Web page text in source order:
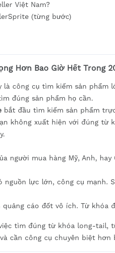
Việt Nam?
(từng bước)
Hơn Bao Giờ Hết Trong
là công cụ tìm kiếm sản phẩm
đúng sản phẩm họ cần.
bắt đầu tìm kiếm sản phẩm
không xuất hiện với đúng từ
người mua hàng Mỹ, Anh,
nguồn lực lớn, công cụ mạnh.
cáo đốt vô ích. Từ khóa
tìm đúng từ khóa long-tail,
cần công cụ chuyên biệt hơn